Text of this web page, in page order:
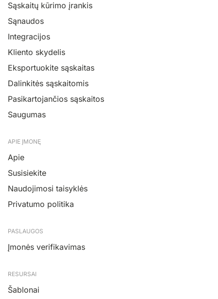
Sąskaitų kūrimo įrankis
Sąnaudos
Integracijos
Kliento skydelis
Eksportuokite sąskaitas
Dalinkitės sąskaitomis
Pasikartojančios sąskaitos
Saugumas
APIE ĮMONĘ
Apie
Susisiekite
Naudojimosi taisyklės
Privatumo politika
PASLAUGOS
Įmonės verifikavimas
RESURSAI
Šablonai